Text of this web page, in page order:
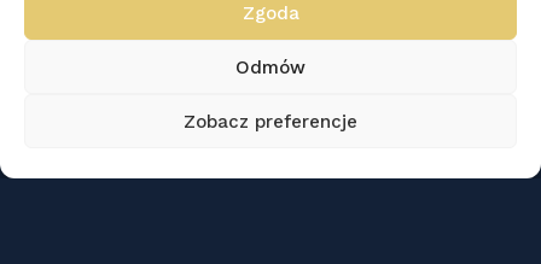
Zgoda
Odmów
Zobacz preferencje
Follow us on socials